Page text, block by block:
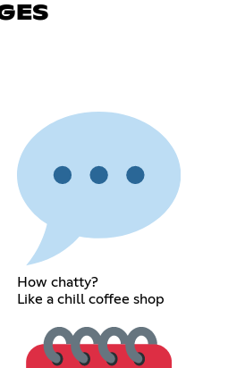
How chatty?
Like a chill coffee shop